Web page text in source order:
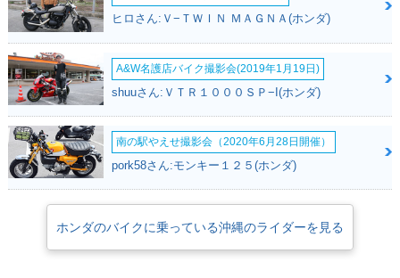
ヒロさん:Ｖ−ＴＷＩＮ ＭＡＧＮＡ(ホンダ)
A&W名護店バイク撮影会(2019年1月19日)
shuuさん:ＶＴＲ１０００ＳＰ−I(ホンダ)
南の駅やえせ撮影会（2020年6月28日開催）
pork58さん:モンキー１２５(ホンダ)
ホンダのバイクに乗っている沖縄のライダーを見る